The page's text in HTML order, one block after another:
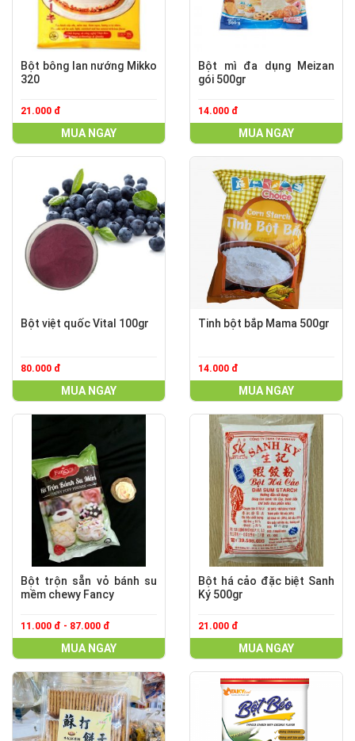
Bột bông lan nướng Mikko
320
21.000 đ
MUA NGAY
Bột mì đa dụng Meizan
gói 500gr
14.000 đ
MUA NGAY
Bột việt quốc Vital 100gr
80.000 đ
MUA NGAY
Tinh bột bắp Mama 500gr
14.000 đ
MUA NGAY
Bột trộn sẵn vỏ bánh su
mềm chewy Fancy
11.000 đ - 87.000 đ
MUA NGAY
Bột há cảo đặc biệt Sanh
Ký 500gr
21.000 đ
MUA NGAY